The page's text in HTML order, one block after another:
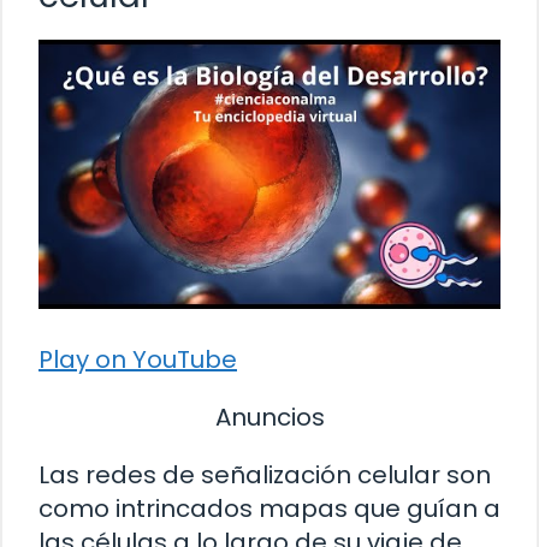
Play on YouTube
Anuncios
Las redes de señalización celular son
como intrincados mapas que guían a